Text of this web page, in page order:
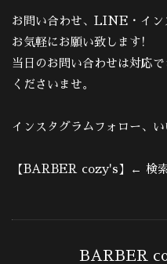
お問い合わせ、LINE・イン
お気軽にお願い致します!
当日のお問い合わせは対応
くださいませ。
インスタグラムフォロー、
【BARBER cozy's】← 検
BARBER